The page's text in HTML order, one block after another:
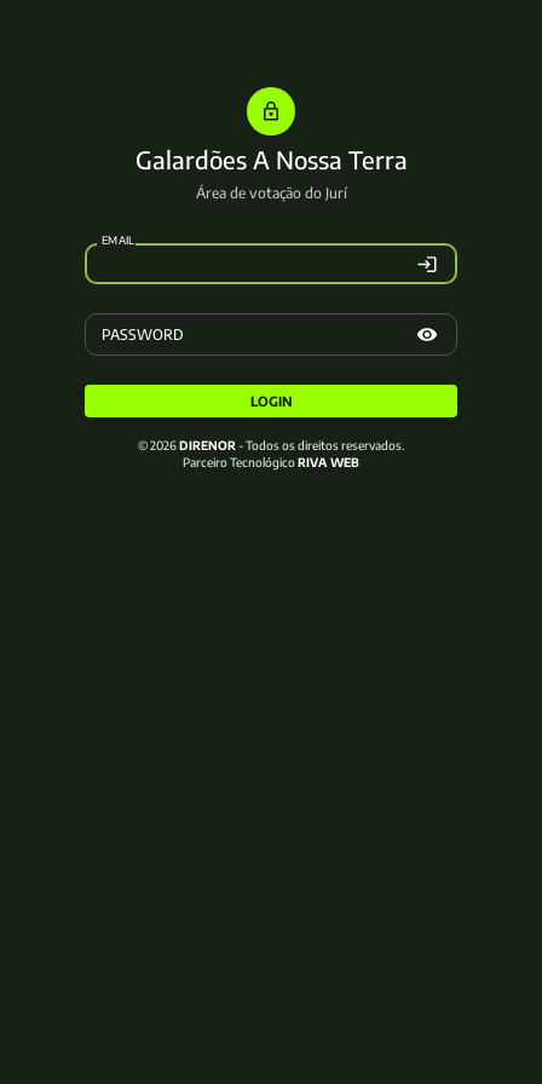
Galardões A Nossa Terra
Área de votação do Jurí
EMAIL
PASSWORD
LOGIN
© 2026DIRENOR- Todos os direitos reservados.
Parceiro TecnológicoRIVA WEB